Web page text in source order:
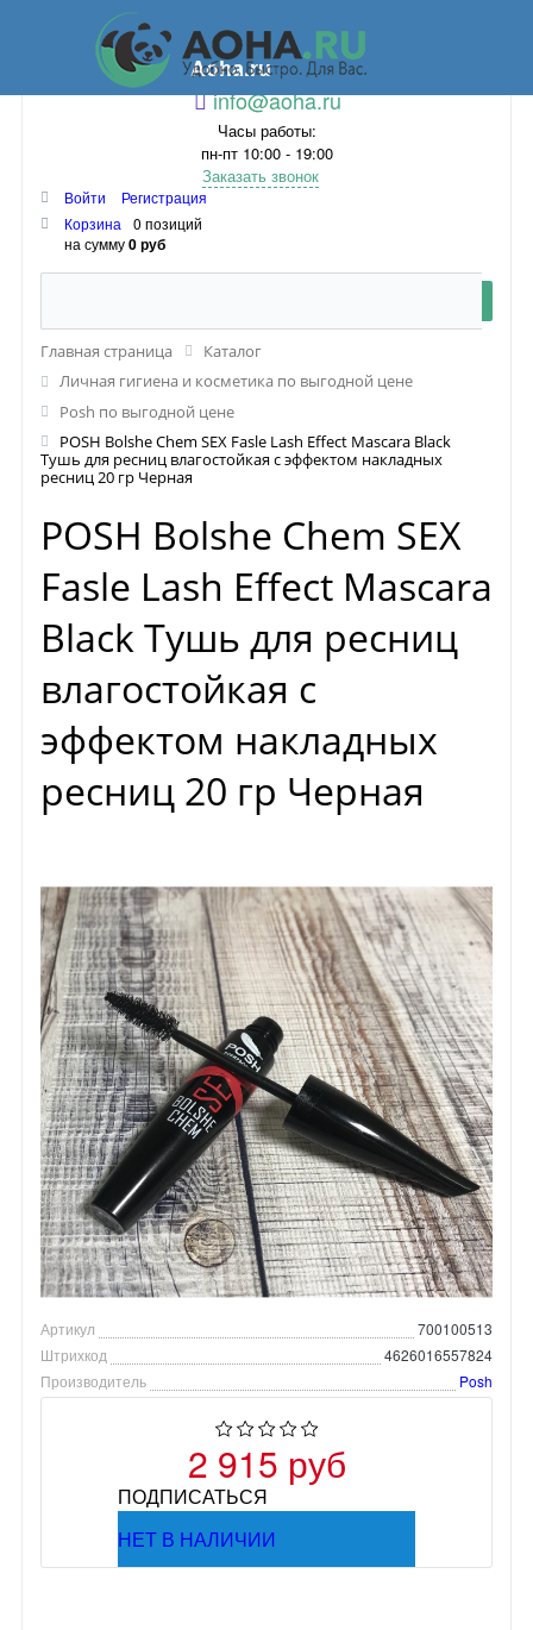
Aoha.ru
info@aoha.ru
Часы работы:
пн-пт 10:00 - 19:00
Заказать звонок
Войти
Регистрация
Корзина
0 позиций
на сумму0 руб
Главная страница
Каталог
Личная гигиена и косметика по выгодной цене
Posh по выгодной цене
POSH Bolshe Chem SEX Fasle Lash Effect Mascara Black
Тушь для ресниц влагостойкая с эффектом накладных
ресниц 20 гр Черная
POSH Bolshe Chem SEX
Fasle Lash Effect Mascara
Black Тушь для ресниц
влагостойкая с
эффектом накладных
ресниц 20 гр Черная
Артикул
700100513
Штрихкод
4626016557824
Производитель
Posh
2 915 руб
ПОДПИСАТЬСЯ
НЕТ В НАЛИЧИИ